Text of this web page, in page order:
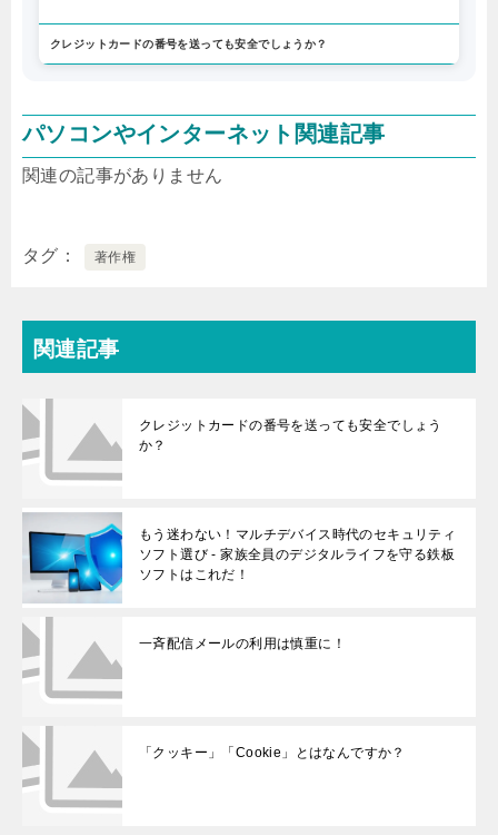
クレジットカードの番号を送っても安全でしょうか？
パソコンやインターネット関連記事
関連の記事がありません
タグ 著作権
関連記事
クレジットカードの番号を送っても安全でしょう
か？
もう迷わない！マルチデバイス時代のセキュリティ
ソフト選び - 家族全員のデジタルライフを守る鉄板
ソフトはこれだ！
一斉配信メールの利用は慎重に！
「クッキー」「Cookie」とはなんですか？